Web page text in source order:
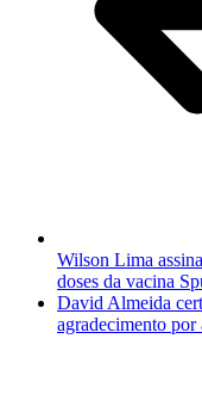
Wilson Lima
doses da vacina
David Almeida
agradecimento por